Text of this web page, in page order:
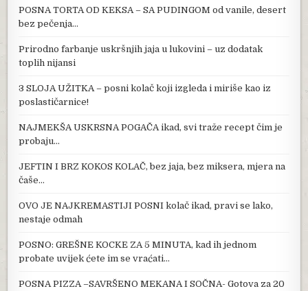
POSNA TORTA OD KEKSA – SA PUDINGOM od vanile, desert
bez pečenja…
Prirodno farbanje uskršnjih jaja u lukovini – uz dodatak
toplih nijansi
3 SLOJA UŽITKA – posni kolač koji izgleda i miriše kao iz
poslastičarnice!
NAJMEKŠA USKRSNA POGAČA ikad, svi traže recept čim je
probaju…
JEFTIN I BRZ KOKOS KOLAČ, bez jaja, bez miksera, mjera na
čaše…
OVO JE NAJKREMASTIJI POSNI kolač ikad, pravi se lako,
nestaje odmah
POSNO: GREŠNE KOCKE ZA 5 MINUTA, kad ih jednom
probate uvijek ćete im se vraćati…
POSNA PIZZA –SAVRŠENO MEKANA I SOČNA- Gotova za 20